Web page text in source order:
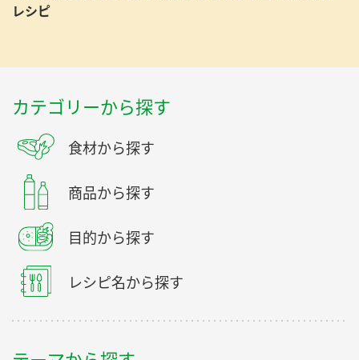
レシピ
カテゴリーから探す
食材から探す
商品から探す
目的から探す
レシピ名から探す